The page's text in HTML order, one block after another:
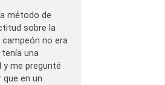
método de
sobre la
campeón no era
tenía una
me pregunté
que en un